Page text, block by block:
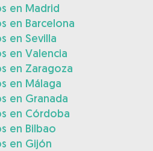
en Madrid
en Barcelona
en Sevilla
en Valencia
en Zaragoza
en Málaga
en Granada
en Córdoba
en Bilbao
en Gijón